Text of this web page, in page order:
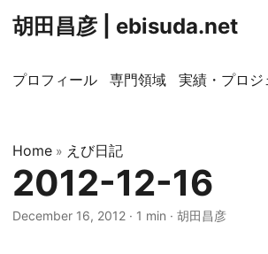
胡田昌彦 | ebisuda.net
プロフィール 専門領域 実績・プロジ
Home » えび日記
2012-12-16
December 16, 2012 · 1 min · 胡田昌彦